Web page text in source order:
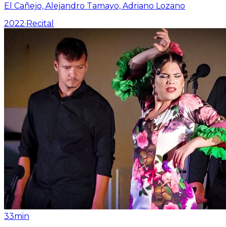
El Cañejo, Alejandro Tamayo, Adriano Lozano
2022·Recital
33min